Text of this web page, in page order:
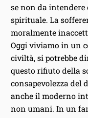
se non da intendere
spirituale. La
moralmente
Oggi viviamo in un
civiltà, si potrebbe
questo rifiuto della
consapevolezza del
anche il moderno
non umani. In un